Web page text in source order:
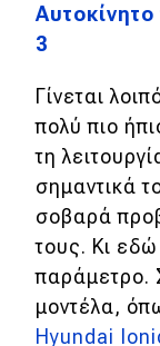
3
Γίνεται
πολύ πιο
τη
σημαντικά
σοβαρά
τους. Κι
παράμετρο.
μοντέλα,
Hyundai